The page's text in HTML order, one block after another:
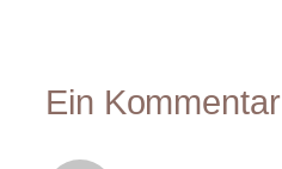
Ein Kommentar